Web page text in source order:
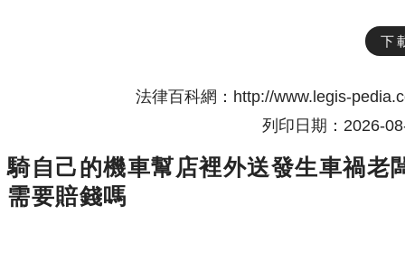
下
法律百科網：http://www.legis-
列印日期：2026-
騎自己的機車幫店裡外送發生車禍老
需要賠錢嗎